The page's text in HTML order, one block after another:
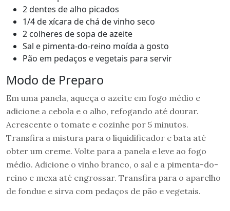
2 dentes de alho picados
1/4 de xícara de chá de vinho seco
2 colheres de sopa de azeite
Sal e pimenta-do-reino moída a gosto
Pão em pedaços e vegetais para servir
Modo de Preparo
Em uma panela, aqueça o azeite em fogo médio e
adicione a cebola e o alho, refogando até dourar.
Acrescente o tomate e cozinhe por 5 minutos.
Transfira a mistura para o liquidificador e bata até
obter um creme. Volte para a panela e leve ao fogo
médio. Adicione o vinho branco, o sal e a pimenta-do-
reino e mexa até engrossar. Transfira para o aparelho
de fondue e sirva com pedaços de pão e vegetais.